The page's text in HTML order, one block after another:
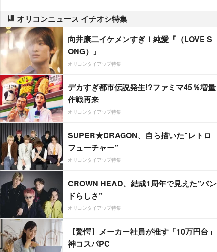
オリコンニュース イチオシ特集
向井康二イケメンすぎ！純愛『（LOVE S
ONG）』
オリコンタイアップ特集
デカすぎ都市伝説発生!?ファミマ45％増量
作戦再来
オリコンタイアップ特集
SUPER★DRAGON、自ら描いた”レトロ
フューチャー”
オリコンタイアップ特集
CROWN HEAD、結成1周年で見えた”バン
ドらしさ”
オリコンタイアップ特集
【驚愕】メーカー社員が推す「10万円台」
神コスパPC